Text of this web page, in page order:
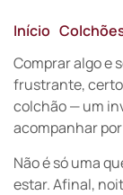
Início
Comprar algo e
frustrante,
colchão — um
acompanhar
Não é só uma
estar. Afinal,